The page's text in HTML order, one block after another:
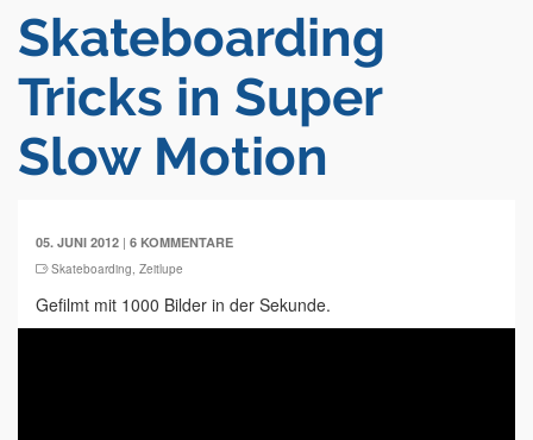
Skateboarding
Tricks in Super
Slow Motion
05. JUNI 2012 | 6 KOMMENTARE
Skateboarding, Zeitlupe
Gefilmt mit 1000 Bilder in der Sekunde.